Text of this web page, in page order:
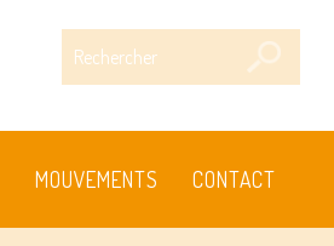
MOUVEMENTS CONTACT